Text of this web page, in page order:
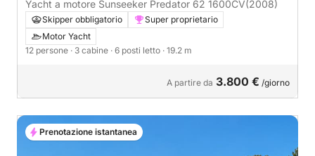
Yacht a motore Sunseeker Predator 62 1600CV(2008)
Skipper obbligatorio
Super proprietario
Motor Yacht
12 persone · 3 cabine · 6 posti letto · 19.2 m
A partire da 3.800 € /giorno
Prenotazione istantanea